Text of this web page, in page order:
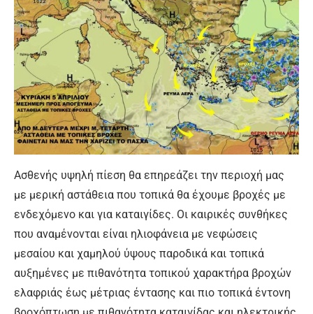
Ασθενής υψηλή πίεση θα επηρεάζει την περιοχή μας
με μερική αστάθεια που τοπικά θα έχουμε βροχές με
ενδεχόμενο και για καταιγίδες. Οι καιρικές συνθήκες
που αναμένονται είναι ηλιοφάνεια με νεφώσεις
μεσαίου και χαμηλού ύψους παροδικά και τοπικά
αυξημένες με πιθανότητα τοπικού χαρακτήρα βροχών
ελαφριάς έως μέτριας έντασης και πιο τοπικά έντονη